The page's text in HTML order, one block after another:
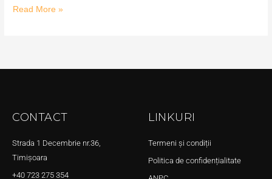
Read More »
CONTACT
Strada 1 Decembrie nr.36,
Timișoara
+40 723 275 354
LINKURI
Termeni și condiții
Politica de confidențialitate